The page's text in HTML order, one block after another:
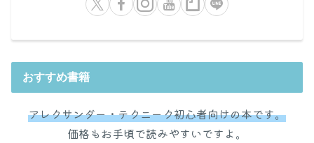
おすすめ書籍
アレクサンダー・テクニーク初心者向けの本です。
価格もお手頃で読みやすいですよ。